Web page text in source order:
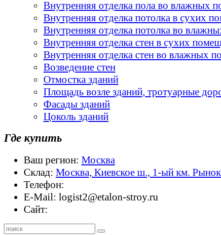
Внутренняя отделка пола во влажных
Внутренняя отделка потолка в сухих
Внутренняя отделка потолка во
Внутренняя отделка стен в сухих
Внутренняя отделка стен во влажных
Возведение стен
Отмостка зданий
Площадь возле зданий, тротуарные
Фасады зданий
Цоколь зданий
Где купить
Ваш регион: Москва
Склад: Москва, Киевское ш., 1-ый км.
Телефон:
E-Mail: logist2@etalon-stroy.ru
Сайт: